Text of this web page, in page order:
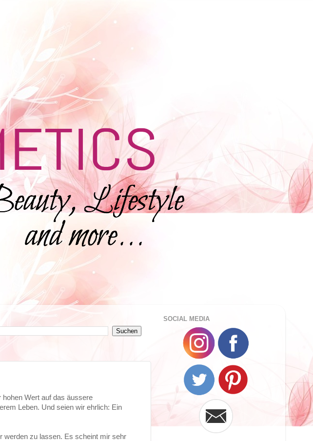
Wert auf das äussere
Leben. Und seien wir ehrlich: Ein
werden zu lassen. Es scheint mir sehr
SOCIAL MEDIA